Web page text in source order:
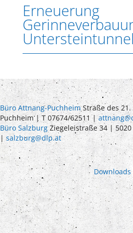
Erneuerung
Büro Attnang-PuchheimStraße des
Puchheim | T 07674/62511 |
Büro SalzburgZiegeleistraße 34 |
|salzburg@dlp.at
Downloads